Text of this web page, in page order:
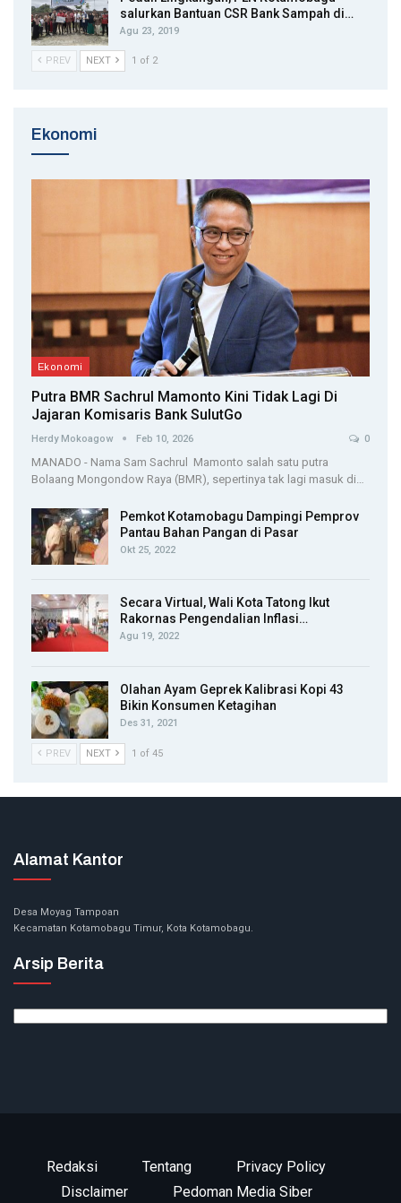
salurkan Bantuan CSR Bank Sampah di…
Agu 23, 2019
PREV NEXT 1 of 2
Ekonomi
Ekonomi
Putra BMR Sachrul Mamonto Kini Tidak Lagi Di
Jajaran Komisaris Bank SulutGo
Herdy Mokoagow Feb 10, 2026 0
MANADO - Nama Sam Sachrul Mamonto salah satu putra
Bolaang Mongondow Raya (BMR), sepertinya tak lagi masuk di…
Pemkot Kotamobagu Dampingi Pemprov
Pantau Bahan Pangan di Pasar
Okt 25, 2022
Secara Virtual, Wali Kota Tatong Ikut
Rakornas Pengendalian Inflasi…
Agu 19, 2022
Olahan Ayam Geprek Kalibrasi Kopi 43
Bikin Konsumen Ketagihan
Des 31, 2021
PREV NEXT 1 of 45
Alamat Kantor
Desa Moyag Tampoan
Kecamatan Kotamobagu Timur, Kota Kotamobagu.
Arsip Berita
Redaksi Tentang
Privacy Policy
Disclaimer
Pedoman Media Siber